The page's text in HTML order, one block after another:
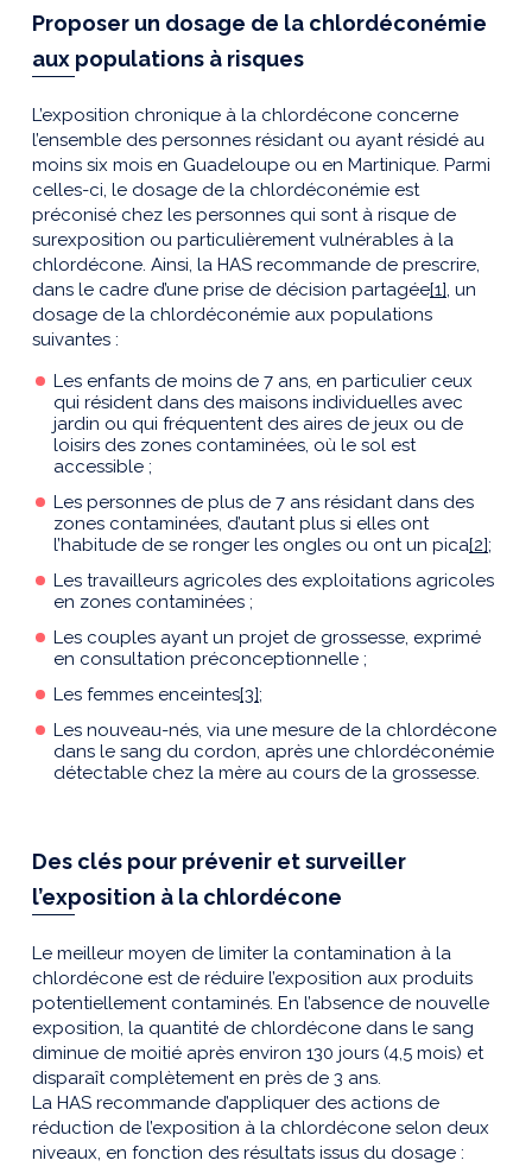
Proposer un dosage de la chlordéconémie
aux populations à risques
L’exposition chronique à la chlordécone concerne
l’ensemble des personnes résidant ou ayant résidé au
moins six mois en Guadeloupe ou en Martinique. Parmi
celles-ci, le dosage de la chlordéconémie est
préconisé chez les personnes qui sont à risque de
surexposition ou particulièrement vulnérables à la
chlordécone. Ainsi, la HAS recommande de prescrire,
dans le cadre d’une prise de décision partagée[1], un
dosage de la chlordéconémie aux populations
suivantes :
Les enfants de moins de 7 ans, en particulier ceux
qui résident dans des maisons individuelles avec
jardin ou qui fréquentent des aires de jeux ou de
loisirs des zones contaminées, où le sol est
accessible ;
Les personnes de plus de 7 ans résidant dans des
zones contaminées, d’autant plus si elles ont
l’habitude de se ronger les ongles ou ont un pica[2];
Les travailleurs agricoles des exploitations agricoles
en zones contaminées ;
Les couples ayant un projet de grossesse, exprimé
en consultation préconceptionnelle ;
Les femmes enceintes[3];
Les nouveau-nés, via une mesure de la chlordécone
dans le sang du cordon, après une chlordéconémie
détectable chez la mère au cours de la grossesse.
Des clés pour prévenir et surveiller
l’exposition à la chlordécone
Le meilleur moyen de limiter la contamination à la
chlordécone est de réduire l’exposition aux produits
potentiellement contaminés. En l’absence de nouvelle
exposition, la quantité de chlordécone dans le sang
diminue de moitié après environ 130 jours (4,5 mois) et
disparaît complètement en près de 3 ans.
La HAS recommande d’appliquer des actions de
réduction de l’exposition à la chlordécone selon deux
niveaux, en fonction des résultats issus du dosage :